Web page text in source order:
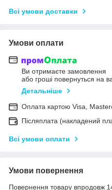
Всі умови доставки
Умови оплати
Ви отримаєте замовлення
або гроші повернуться на
Детальніше
Оплата картою Visa,
Післяплата (накладений
Всі умови оплати
Умови повернення
Повернення товару впродовж